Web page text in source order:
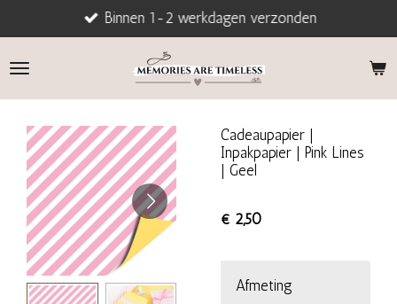
direct
naar
Binnen 1-2 werkdagen verzonden
Cadeaupapier |
Inpakpapier | Pink Lines
| Geel
€ 2,50
Afmeting